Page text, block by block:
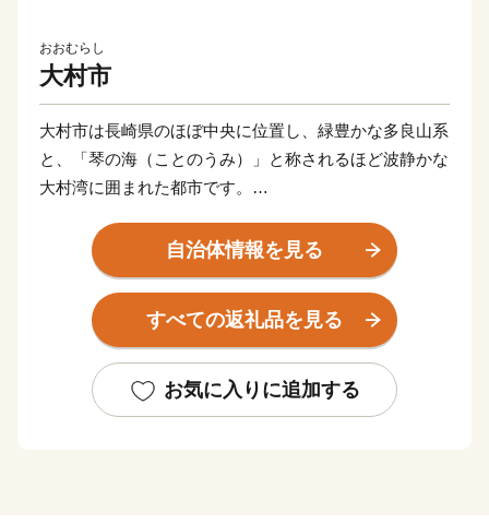
おおむらし
大村市
大村市は長崎県のほぼ中央に位置し、緑豊かな多良山系
と、「琴の海（ことのうみ）」と称されるほど波静かな
大村湾に囲まれた都市です。
「オール大村」を掲げ一丸となってより良いまちづくり
に取り組んでおります。
自治体情報を見る
すべての返礼品を見る
お気に入りに追加する